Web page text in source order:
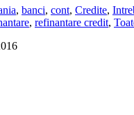
, banci, cont, Credite,
, refinantare credit,